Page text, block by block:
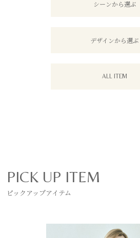
シーンから選ぶ
デザインから選ぶ
ALL ITEM
PICK UP ITEM
ピックアップアイテム